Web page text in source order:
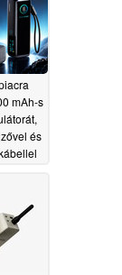
mAh-s
és